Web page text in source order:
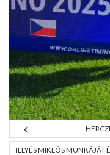
ILLYÉS MIKLÓS MUNKÁJÁT